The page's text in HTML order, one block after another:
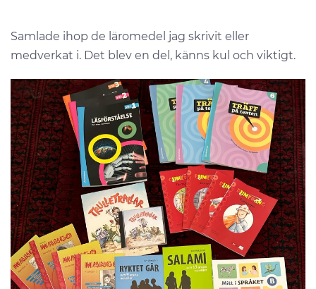
Samlade ihop de läromedel jag skrivit eller
medverkat i. Det blev en del, känns kul och viktigt.